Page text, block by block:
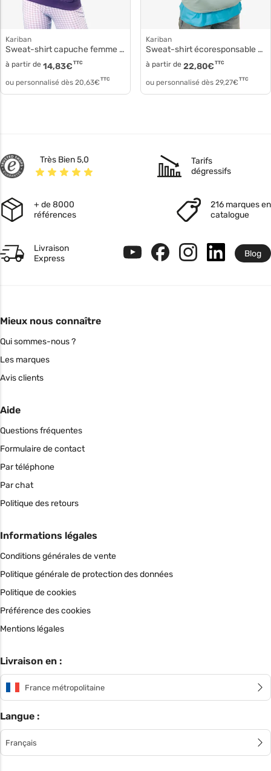
Kariban
Sweat-shirt capuche femme ka-k473
à partir de 14,83€ TTC
ou personnalisé dès 20,63€ TTC
Kariban
Sweat-shirt écoresponsable à capuche femme k4028
à partir de 22,80€ TTC
ou personnalisé dès 29,27€ TTC
Très Bien 5,0
Tarifs
dégressifs
+ de 8000
références
216 marques en
catalogue
Livraison
Express
Blog
Mieux nous connaître
Qui sommes-nous ?
Les marques
Avis clients
Aide
Questions fréquentes
Formulaire de contact
Par téléphone
Par chat
Politique des retours
Informations légales
Conditions générales de vente
Politique générale de protection des données
Politique de cookies
Préférence des cookies
Mentions légales
Livraison en :
France métropolitaine
Langue :
Français